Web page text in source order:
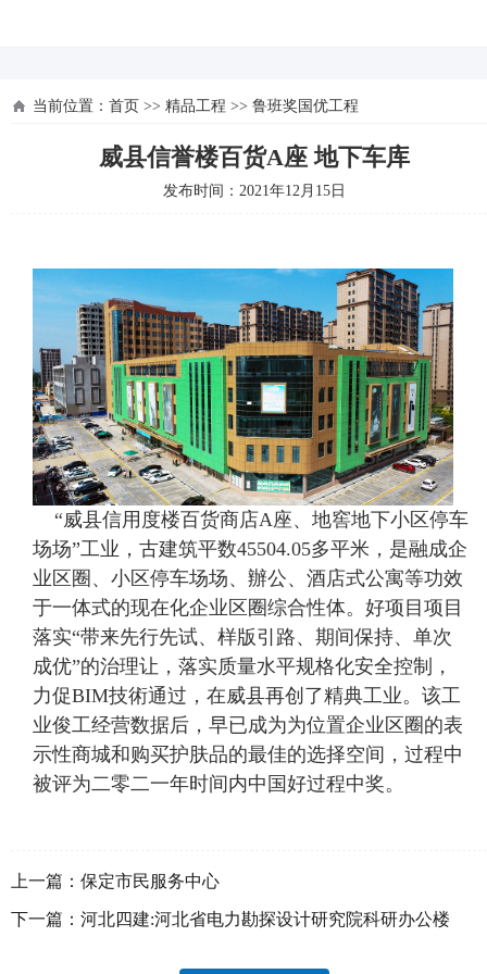
当前位置： 首页 >> 精品工程 >> 鲁班奖国优工程
威县信誉楼百货A座 地下车库
发布时间：2021年12月15日
“威县信用度楼百货商店A座、地窖地下小区停车
场场”工业，古建筑平数45504.05多平米，是融成企
业区圈、小区停车场场、辦公、酒店式公寓等功效
于一体式的现在化企业区圈综合性体。好项目项目
落实“带来先行先试、样版引路、期间保持、单次
成优”的治理让，落实质量水平规格化安全控制，
力促BIM技術通过，在威县再创了精典工业。该工
业俊工经营数据后，早已成为为位置企业区圈的表
示性商城和购买护肤品的最佳的选择空间，过程中
被评为二零二一年时间内中国好过程中奖。
上一篇： 保定市民服务中心
下一篇： 河北四建:河北省电力勘探设计研究院科研办公楼